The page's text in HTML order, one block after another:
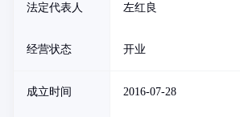
法定代表人 左红良
经营状态 开业
成立时间 2016-07-28